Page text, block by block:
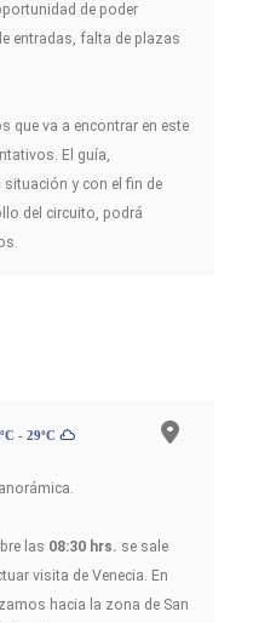
de poder
entradas, falta de plazas
que va a encontrar en este
El guía,
situación y con el fin de
del circuito, podrá
- 29ºC
las 08:30 hrs. se sale
visita de Venecia. En
hacia la zona de San